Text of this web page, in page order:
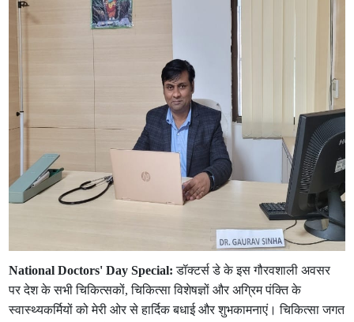
National Doctors' Day Special: डॉक्टर्स डे के इस गौरवशाली अवसर
पर देश के सभी चिकित्सकों, चिकित्सा विशेषज्ञों और अग्रिम पंक्ति के
स्वास्थ्यकर्मियों को मेरी ओर से हार्दिक बधाई और शुभकामनाएं। चिकित्सा जगत